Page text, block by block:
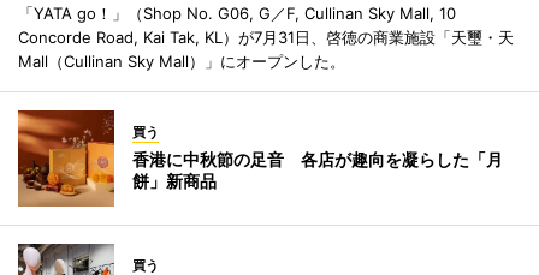
「YATA go！」（Shop No. G06, G／F, Cullinan Sky Mall, 10
Concorde Road, Kai Tak, KL）が7月31日、啓徳の商業施設「天璽・天
Mall（Cullinan Sky Mall）」にオープンした。
買う
香港に中秋節の足音 各店が趣向を凝らした「月
餅」新商品
買う